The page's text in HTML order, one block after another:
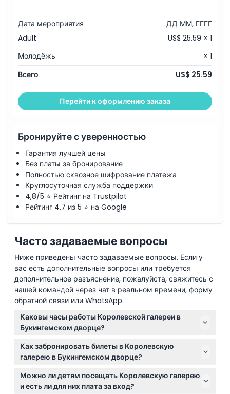
Дата мероприятия
ДД ММ, ГГГГ
Adult
US$ 25.59 × 1
Молодёжь
× 1
Всего
US$ 25.59
Перейти к оформлению заказа
Бронируйте с уверенностью
Гарантия лучшей цены
Без платы за бронирование
Полностью сквозное шифрование платежа
Круглосуточная служба поддержки
4,8/5 ⭐ Рейтинг на Trustpilot
Рейтинг 4,7 из 5 ⭐ на Google
Часто задаваемые вопросы
Ниже приведены часто задаваемые вопросы. Если у
вас есть дополнительные вопросы или требуется
дополнительное разъяснение, пожалуйста, свяжитесь с
нашей командой через чат в реальном времени, форму
обратной связи или WhatsApp.
Каковы часы работы Королевской галереи в
Букингемском дворце?
Королевская галерея открыта ежедневно с 10:00 до
17:30, последний вход в 16:15. (может меняться —
пожалуйста, уточняйте во время бронирования)
Как забронировать билеты в Королевскую
галерею в Букингемском дворце?
Вы можете забронировать билеты безопасно
онлайн прямо здесь, на этом сайте, что позволяет
Можно ли детям посещать Королевскую галерею
и есть ли для них плата за вход?